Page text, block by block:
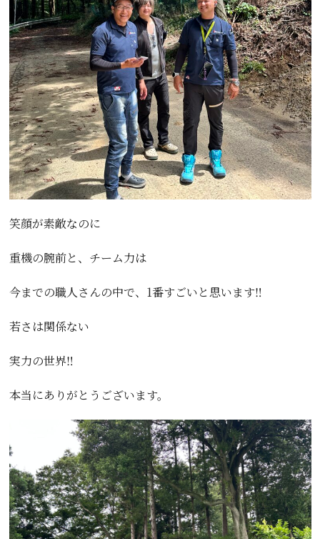
笑顔が素敵なのに
重機の腕前と、チーム力は
今までの職人さんの中で、1番すごいと思います‼️
若さは関係ない
実力の世界‼️
本当にありがとうございます。